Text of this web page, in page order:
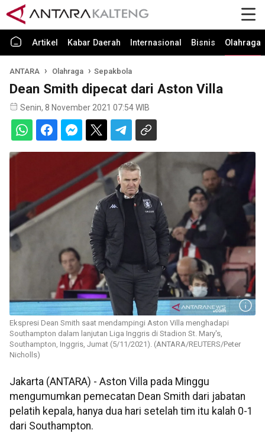
Artikel Kabar Daerah Internasional Bisnis Olahraga
ANTARA Olahraga Sepakbola
Dean Smith dipecat dari Aston Villa
Senin, 8 November 2021 07:54 WIB
Ekspresi Dean Smith saat mendampingi Aston Villa menghadapi
Southampton dalam lanjutan Liga Inggris di Stadion St. Mary's,
Southampton, Inggris, Jumat (5/11/2021). (ANTARA/REUTERS/Peter
Nicholls)
Jakarta (ANTARA) - Aston Villa pada Minggu
mengumumkan pemecatan Dean Smith dari jabatan
pelatih kepala, hanya dua hari setelah tim itu kalah 0-1
dari Southampton.